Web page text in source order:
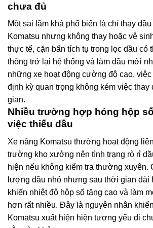
chưa đủ
Một sai lầm khá phổ biến là chỉ thay
Komatsu nhưng không thay hoặc vệ
thực tế, cặn bẩn tích tụ trong lọc dầu có
thông trở lại hệ thống và làm dầu mới
những xe hoạt động cường độ cao, việc
định kỳ quan trọng không kém việc thay
gian.
Nhiều trường hợp hỏng hộp
việc thiếu dầu
Xe nâng Komatsu thường hoạt động
trường kho xưởng nên tình trạng rò rỉ
hiện nếu không kiểm tra thường xuyên.
lượng dầu nhỏ nhưng sau thời gian dài
khiến nhiệt độ hộp số tăng cao và làm
hơn rất nhiều. Đây là nguyên nhân
Komatsu xuất hiện hiện tượng yếu di